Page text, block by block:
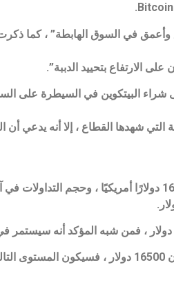
وأعمق في السوق الهابطة” ، كما
الارتفاع بتحييد الدببة”.
شراء البيتكوين في السيطرة على
شهدها القطاع ، إلا أنه يدعي أن